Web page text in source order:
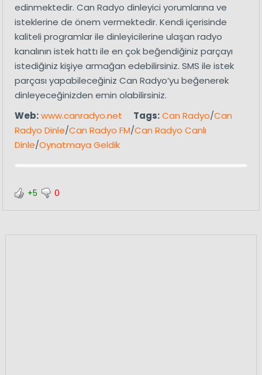
edinmektedir. Can Radyo dinleyici yorumlarına ve
isteklerine de önem vermektedir. Kendi içerisinde
kaliteli programlar ile dinleyicilerine ulaşan radyo
kanalının istek hattı ile en çok beğendiğiniz parçayı
istediğiniz kişiye armağan edebilirsiniz. SMS ile istek
parçası yapabileceğiniz Can Radyo’yu beğenerek
dinleyeceğinizden emin olabilirsiniz.
Web:www.canradyo.net Tags:Can Radyo/Can
Radyo Dinle/Can Radyo FM/Can Radyo Canlı
Dinle/Oynatmaya Geldik
+5 0